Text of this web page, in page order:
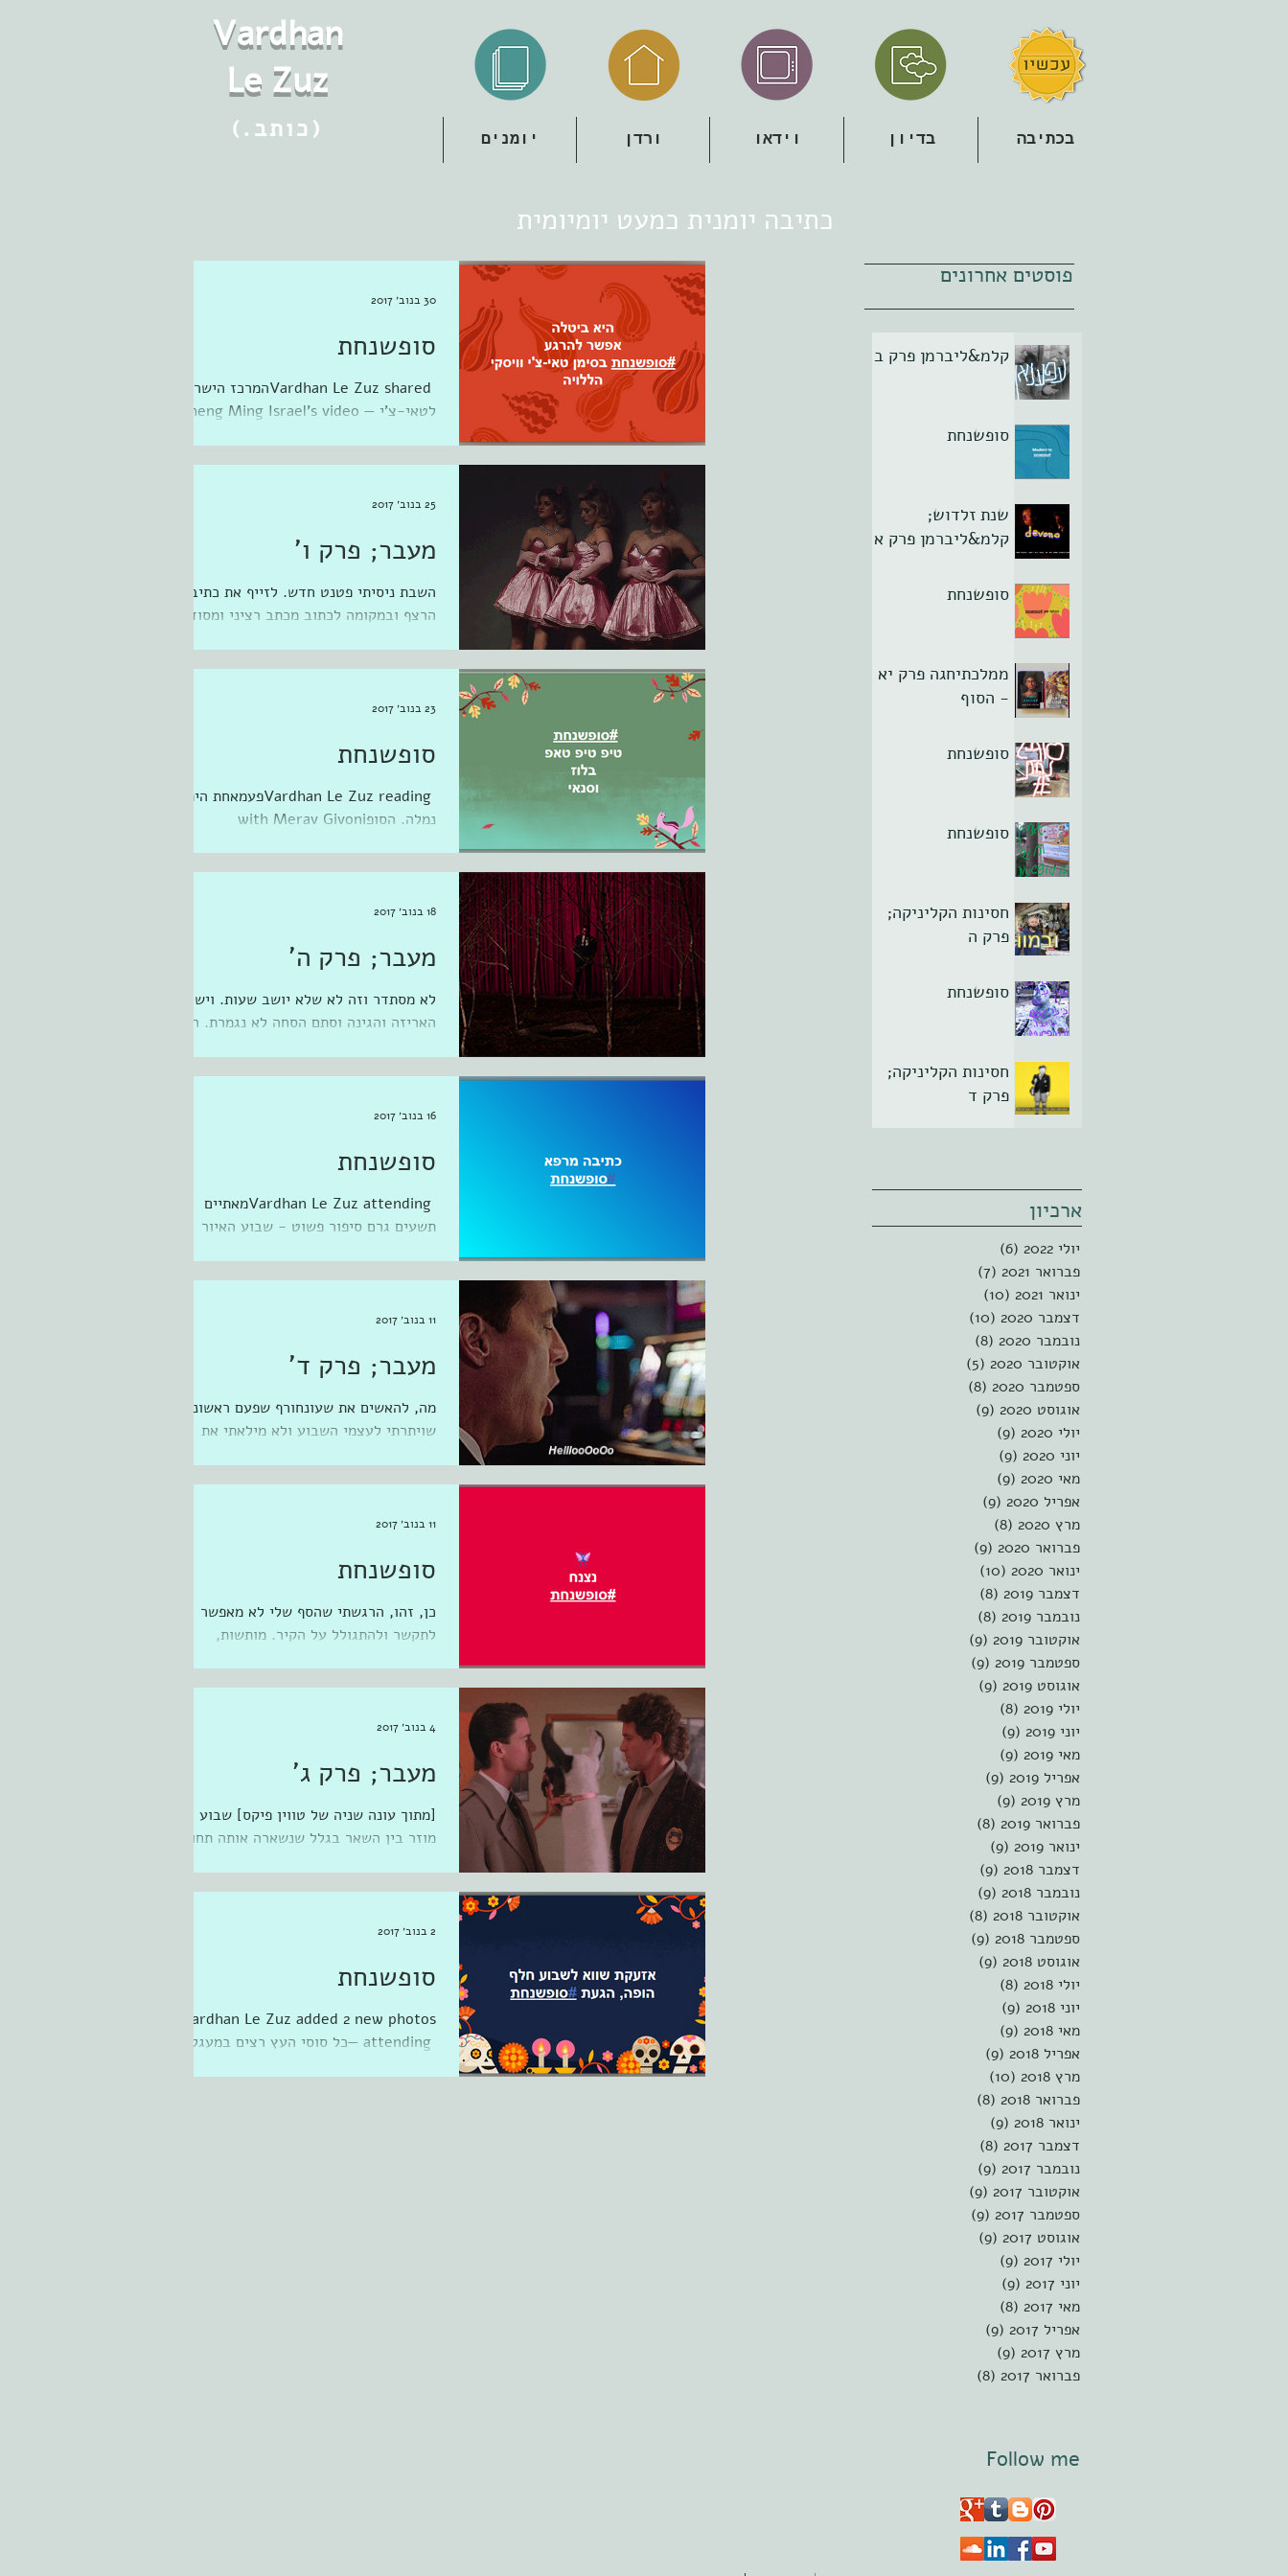
Vardhan
Le Zuz
(.כותב) בכתיבה בדיון וידאו ורדן יומנים
כתיבה יומנית כמעט יומיומית
סופשנחת
Vardhan Le Zuz shared ‎המרכז הישראלי
לטאי-צ'י Cheng Ming Israel‎'s video —
30 בנוב׳ 2017
מעבר; פרק ו'
השבת ניסיתי פטנט חדש. לזייף את כתיבת
הרצף ובמקומה לכתוב מכתב רציני ומסודר
25 בנוב׳ 2017
סופשנחת
Vardhan Le Zuz reading ‎פעמאחת היתה
נמלה. הסופ‎ with Merav Givoni
23 בנוב׳ 2017
מעבר; פרק ה'
לא מסתדר וזה לא שלא יושב שעות. ויש את
האריזה והגינה וסתם הסחה לא נגמרת. הכי
18 בנוב׳ 2017
סופשנחת
Vardhan Le Zuz attending ‎מאתיים
תשעים גרם סיפור פשוט - שבוע האיור
16 בנוב׳ 2017
מעבר; פרק ד'
מה, להאשים את שעונחורף שפעם ראשונה
שויתרתי לעצמי השבוע ולא מילאתי את
11 בנוב׳ 2017
סופשנחת
כן, זהו, הרגשתי שהסף שלי לא מאפשר
לתקשר ולהתגולל על הקיר. מותשות,
11 בנוב׳ 2017
מעבר; פרק ג'
[מתוך עונה שניה של טווין פיקס] שבוע
מוזר בין השאר בגלל שנשארה אותה תחושת
4 בנוב׳ 2017
סופשנחת
Vardhan Le Zuz added 2 new photos
— attending ‎כל סוסי העץ רצים במעגל
2 בנוב׳ 2017
פוסטים אחרונים
קלמ&ליברמן פרק ב
סופשנחת
שנת זלדוש;
קלמ&ליברמן פרק א
סופשנחת
ממלכתיחגה פרק יא
- הסוף
סופשנחת
סופשנחת
חסינות הקליניקה;
פרק ה
סופשנחת
חסינות הקליניקה;
פרק ד
ארכיון
יולי 2022 (6)
פברואר 2021
(7)
ינואר 2021
(10)
דצמבר 2020
(10)
נובמבר 2020
(8)
אוקטובר 2020
(5)
ספטמבר 2020
(8)
אוגוסט 2020
(9)
יולי 2020
(9)
יוני 2020
(9)
מאי 2020
(9)
אפריל 2020
(9)
מרץ 2020
(8)
פברואר 2020
(9)
ינואר 2020
(10)
דצמבר 2019
(8)
נובמבר 2019
(8)
אוקטובר 2019
(9)
ספטמבר 2019
(9)
אוגוסט 2019
(9)
יולי 2019
(8)
יוני 2019
(9)
מאי 2019
(9)
אפריל 2019
(9)
מרץ 2019
(9)
פברואר 2019
(8)
ינואר 2019
(9)
דצמבר 2018
(9)
נובמבר 2018
(9)
אוקטובר 2018
(8)
ספטמבר 2018
(9)
אוגוסט 2018
(9)
יולי 2018
(8)
יוני 2018
(9)
מאי 2018
(9)
אפריל 2018
(9)
מרץ 2018
(10)
פברואר 2018
(8)
ינואר 2018
(9)
דצמבר 2017
(8)
נובמבר 2017
(9)
אוקטובר 2017
(9)
ספטמבר 2017
(9)
אוגוסט 2017
(9)
יולי 2017
(9)
יוני 2017
(9)
מאי 2017
(8)
אפריל 2017
(9)
מרץ 2017
(9)
פברואר 2017
(8)
Follow me